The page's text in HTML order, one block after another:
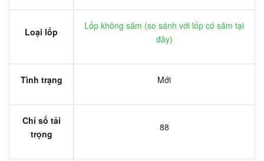
Loại lốp
Lốp không săm (so sánh với lốp có săm tại
đây)
Tình trạng Mới
Chỉ số tải
trọng
88